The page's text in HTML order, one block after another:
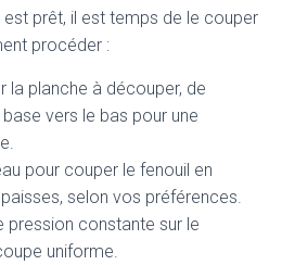
est prêt, il est temps de le couper
procéder :
la planche à découper, de
vers le bas pour une
pour couper le fenouil en
selon vos préférences.
pression constante sur le
uniforme.